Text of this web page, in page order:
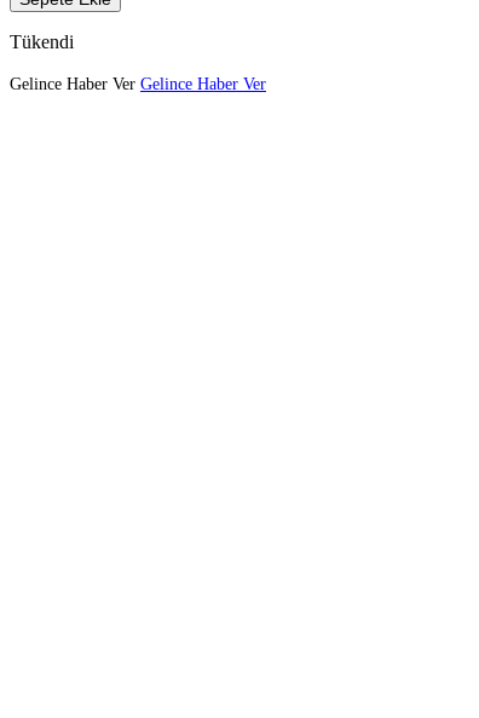
Tükendi
Gelince Haber Ver Gelince Haber Ver